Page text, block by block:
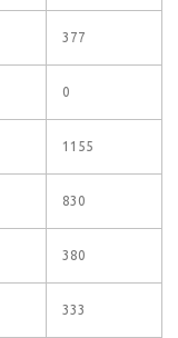
377
0
1155
830
380
333